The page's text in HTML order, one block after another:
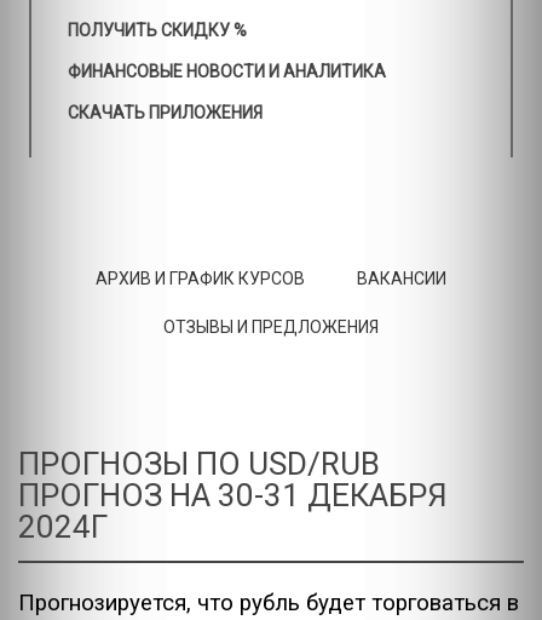
ПОЛУЧИТЬ СКИДКУ %
ФИНАНСОВЫЕ НОВОСТИ И АНАЛИТИКА
СКАЧАТЬ ПРИЛОЖЕНИЯ
АРХИВ И ГРАФИК КУРСОВ ВАКАНСИИ
ОТЗЫВЫ И ПРЕДЛОЖЕНИЯ
ПРОГНОЗЫ ПО USD/RUB
ПРОГНОЗ НА 30-31 ДЕКАБРЯ
2024Г
Прогнозируется, что рубль будет торговаться в